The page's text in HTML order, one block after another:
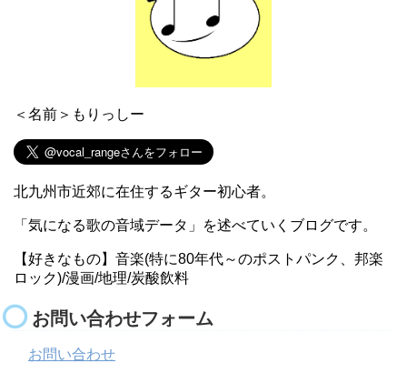
＜名前＞もりっしー
北九州市近郊に在住するギター初心者。
「気になる歌の音域データ」を述べていくブログです。
【好きなもの】音楽(特に80年代～のポストパンク、邦楽
ロック)/漫画/地理/炭酸飲料
お問い合わせフォーム
お問い合わせ